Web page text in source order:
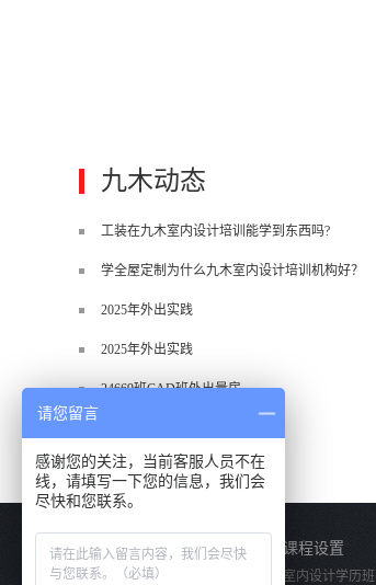
九木动态
工装在九木室内设计培训能学到东西吗?
学全屋定制为什么九木室内设计培训机构好？
2025年外出实践
2025年外出实践
24669班CAD班外出量房
关于我们 课程设置
室内设计学历班
请您留言
感谢您的关注，当前客服人员不在
线，请填写一下您的信息，我们会
尽快和您联系。